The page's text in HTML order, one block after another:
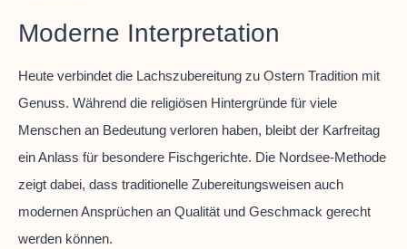
Moderne Interpretation
Heute verbindet die Lachszubereitung zu Ostern Tradition mit
Genuss. Während die religiösen Hintergründe für viele
Menschen an Bedeutung verloren haben, bleibt der Karfreitag
ein Anlass für besondere Fischgerichte. Die Nordsee-Methode
zeigt dabei, dass traditionelle Zubereitungsweisen auch
modernen Ansprüchen an Qualität und Geschmack gerecht
werden können.